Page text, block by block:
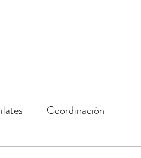
Coordinación